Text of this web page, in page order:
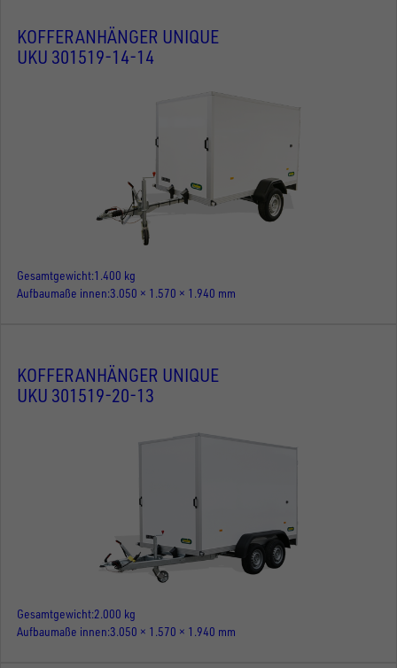
KOFFERANHÄNGER UNIQUE
UKU 301519-14-14
Gesamtgewicht 1.400 kg
Aufbaumaße innen 3.050 × 1.570 × 1.940 mm
KOFFERANHÄNGER UNIQUE
UKU 301519-20-13
Gesamtgewicht 2.000 kg
Aufbaumaße innen 3.050 × 1.570 × 1.940 mm